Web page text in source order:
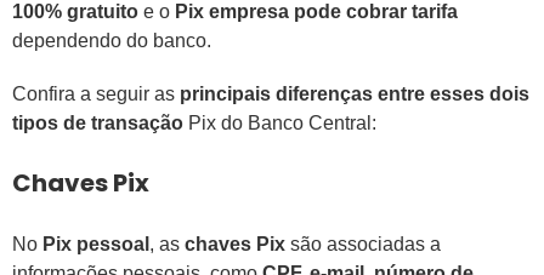
100% gratuito e o Pix empresa pode cobrar tarifa
dependendo do banco.
Confira a seguir as principais diferenças entre esses dois
tipos de transação Pix do Banco Central:
Chaves Pix
No Pix pessoal , as chaves Pix são associadas a